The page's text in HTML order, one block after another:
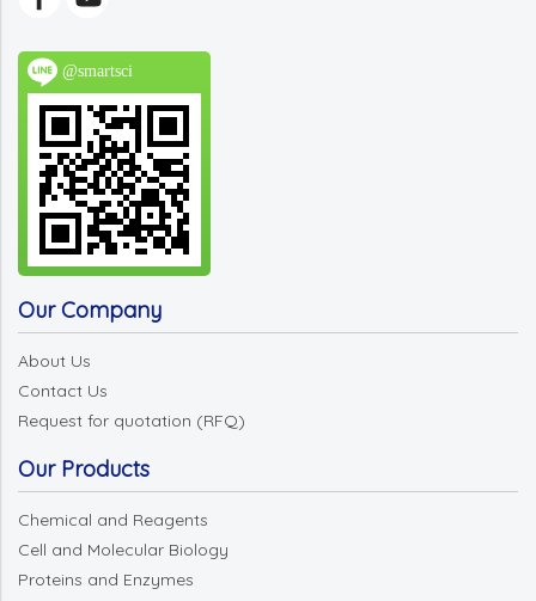
@smartsci
Our Company
About Us
Contact Us
Request for quotation (RFQ)
Our Products
Chemical and Reagents
Cell and Molecular Biology
Proteins and Enzymes